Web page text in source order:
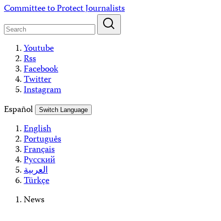
Skip
content
Committee to Protect Journalists
Youtube
Rss
Facebook
Twitter
Instagram
Español
Switch Language
English
Português
Français
Русский
العربية
Türkçe
News